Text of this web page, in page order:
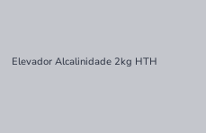
Elevador Alcalinidade 2kg HTH